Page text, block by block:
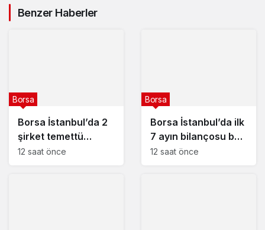
Benzer Haberler
Borsa İstanbul’da 2
şirket temettü
kararını açıkladı – 6
Borsa
12 saat önce
Borsa İstanbul’da ilk
7 ayın bilançosu belli
oldu
Borsa
12 saat önce